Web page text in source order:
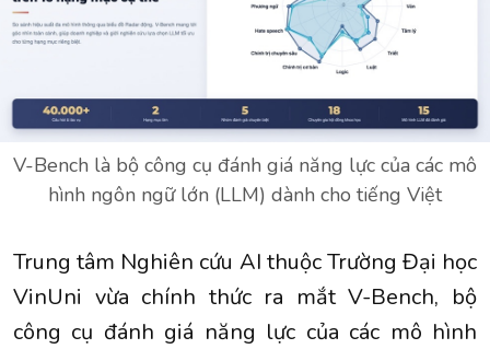
V-Bench là bộ công cụ đánh giá năng lực của các mô
hình ngôn ngữ lớn (LLM) dành cho tiếng Việt
Trung tâm Nghiên cứu AI thuộc Trường Đại học
VinUni vừa chính thức ra mắt V-Bench, bộ
công cụ đánh giá năng lực của các mô hình